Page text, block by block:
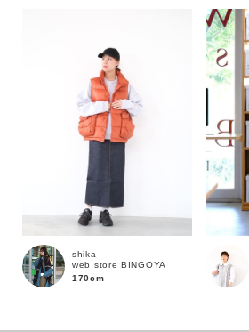
この条件で絞
shika
web store BINGOYA
170cm